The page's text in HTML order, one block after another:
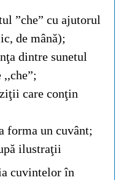
”che” cu ajutorul
de mână);
dintre sunetul
care conţin
forma un cuvânt;
ilustraţii
cuvintelor în